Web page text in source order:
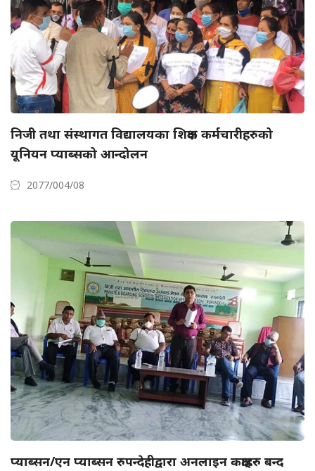
निजी तथा संस्थागत विद्यालयका शिक्षक कर्मचारीहरुको
यूनियन प्याब्सको आन्दोलन
2077/004/08
प्याब्सन/एन प्याब्सन रुपन्देहीद्वारा अनलाइन कक्षाहरु बन्द